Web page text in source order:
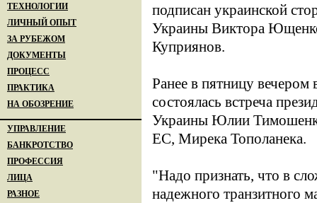
ТЕХНОЛОГИИ
ЛИЧНЫЙ ОПЫТ
ЗА РУБЕЖОМ
ДОКУМЕНТЫ
ПРОЦЕСС
ПРАКТИКА
НА ОБОЗРЕНИЕ
УПРАВЛЕНИЕ
БАНКРОТСТВО
ПРОФЕССИЯ
ЛИЦА
РАЗНОЕ
подписан украинской
Украины Виктора
Куприянов.
Ранее в пятницу вечером
состоялась встреча
Украины Юлии
ЕС, Мирека Тополанека.
"Надо признать, что в
надежного транзитного